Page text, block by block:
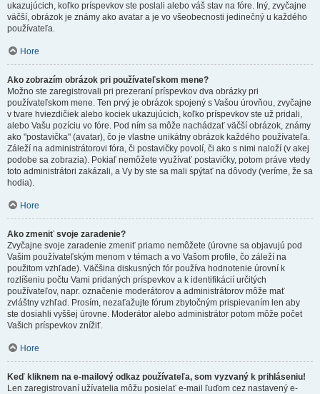
ukazujúcich, koľko príspevkov ste poslali alebo váš stav na fóre. Iný, zvyčajne
väčší, obrázok je známy ako avatar a je vo všeobecnosti jedinečný u každého
používateľa.
Hore
Ako zobrazím obrázok pri používateľskom mene?
Možno ste zaregistrovali pri prezeraní príspevkov dva obrázky pri
používateľskom mene. Ten prvý je obrázok spojený s Vašou úrovňou, zvyčajne
v tvare hviezdičiek alebo kociek ukazujúcich, koľko príspevkov ste už pridali,
alebo Vašu pozíciu vo fóre. Pod ním sa môže nachádzať väčší obrázok, známy
ako "postavička" (avatar), čo je vlastne unikátny obrázok každého používateľa.
Záleží na administrátorovi fóra, či postavičky povolí, či ako s nimi naloží (v akej
podobe sa zobrazia). Pokiaľ nemôžete využívať postavičky, potom práve vtedy
toto administrátori zakázali, a Vy by ste sa mali spýtať na dôvody (veríme, že sa
hodia).
Hore
Ako zmeniť svoje zaradenie?
Zvyčajne svoje zaradenie zmeniť priamo nemôžete (úrovne sa objavujú pod
Vašim používateľským menom v témach a vo Vašom profile, čo záleží na
použitom vzhľade). Väčšina diskusných fór používa hodnotenie úrovní k
rozlíšeniu počtu Vami pridaných príspevkov a k identifikácií určitých
používateľov, napr. označenie moderátorov a administrátorov môže mať
zvláštny vzhľad. Prosím, nezaťažujte fórum zbytočným prispievaním len aby
ste dosiahli vyššej úrovne. Moderátor alebo administrátor potom môže počet
Vašich príspevkov znížiť.
Hore
Keď kliknem na e-mailový odkaz používateľa, som vyzvaný k prihláseniu!
Len zaregistrovaní užívatelia môžu posielať e-mail ľuďom cez nastavený e-